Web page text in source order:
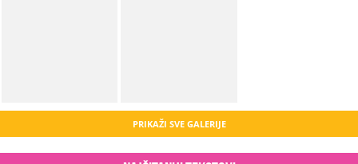
PRIKAŽI SVE GALERIJE